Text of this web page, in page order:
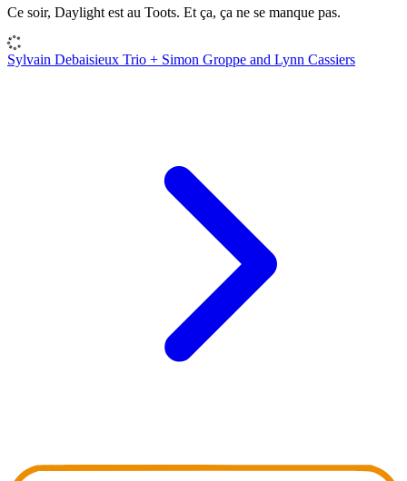
Ce soir, Daylight est au Toots. Et ça, ça ne se manque pas.
Sylvain Debaisieux Trio + Simon Groppe and Lynn Cassiers